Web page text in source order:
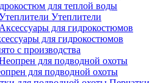
для теплой воды
Утеплители
для гидрокостюмов
с производства
для подводной охоты